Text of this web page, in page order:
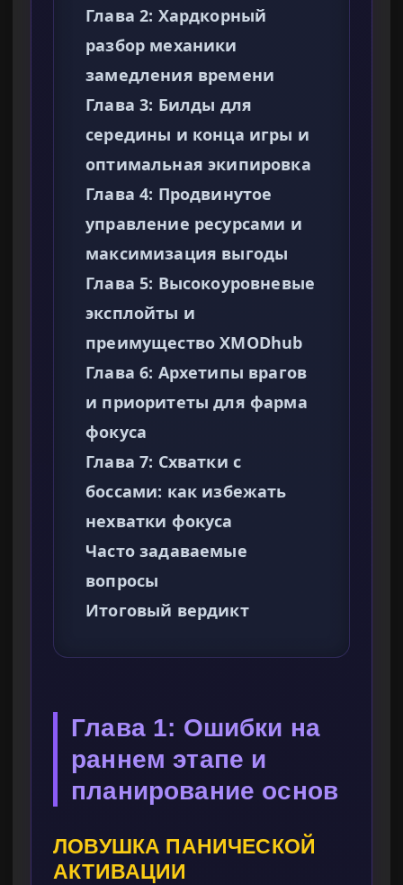
Глава 2: Хардкорный
разбор механики
замедления времени
Глава 3: Билды для
середины и конца игры и
оптимальная экипировка
Глава 4: Продвинутое
управление ресурсами и
максимизация выгоды
Глава 5: Высокоуровневые
эксплойты и
преимущество XMODhub
Глава 6: Архетипы врагов
и приоритеты для фарма
фокуса
Глава 7: Схватки с
боссами: как избежать
нехватки фокуса
Часто задаваемые
вопросы
Итоговый вердикт
Глава 1: Ошибки на
раннем этапе и
планирование основ
ЛОВУШКА ПАНИЧЕСКОЙ
АКТИВАЦИИ